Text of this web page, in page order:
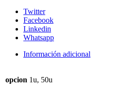
Twitter
Facebook
Linkedin
Whatsapp
Información adicional
opcion 1u, 50u